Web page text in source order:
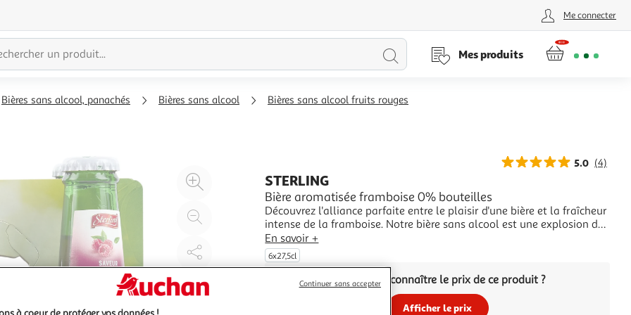
Me connecter
Lancer
la
Mes produits
Bières sans alcool, panachés Bières sans alcool Bières sans alcool fruits rouges
Agrandir
l'illustration
l'illustration
100
%
Partager
le
produit
5.0 (4)
STERLING
Bière aromatisée framboise 0% bouteilles
Découvrez l'alliance parfaite entre le plaisir d'une bière et la fraîcheur
intense de la framboise. Notre bière sans alcool est une explosion de
saveurs fruitées, idéale pour toutes les occasions. Laissez-vous tenter
par une expérience gustative unique et rafraîchissante.
En savoir +
6x27,5cl
Vous voulez connaître le prix de ce produit ?
Afficher le prix
Continuer sans accepter